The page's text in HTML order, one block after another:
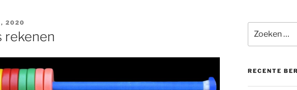
2020
rekenen
naar:
RECENTE